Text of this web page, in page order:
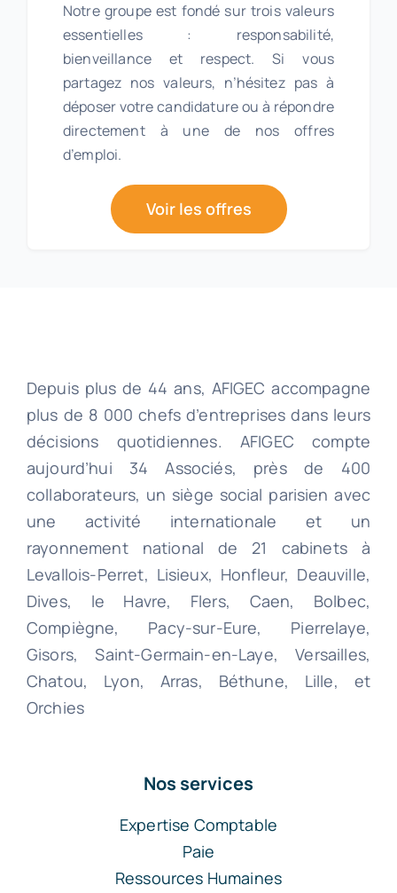
Notre groupe est fondé sur trois valeurs
essentielles : responsabilité,
bienveillance et respect. Si vous
partagez nos valeurs, n’hésitez pas à
déposer votre candidature ou à répondre
directement à une de nos offres
d’emploi.
Voir les offres
Depuis plus de 44 ans, AFIGEC accompagne
plus de 8 000 chefs d’entreprises dans leurs
décisions quotidiennes. AFIGEC compte
aujourd’hui 34 Associés, près de 400
collaborateurs, un siège social parisien avec
une activité internationale et un
rayonnement national de 21 cabinets à
Levallois-Perret, Lisieux, Honfleur, Deauville,
Dives, le Havre, Flers, Caen, Bolbec,
Compiègne, Pacy-sur-Eure, Pierrelaye,
Gisors, Saint-Germain-en-Laye, Versailles,
Chatou, Lyon, Arras, Béthune, Lille, et
Orchies
Nos services
Expertise Comptable
Paie
Ressources Humaines